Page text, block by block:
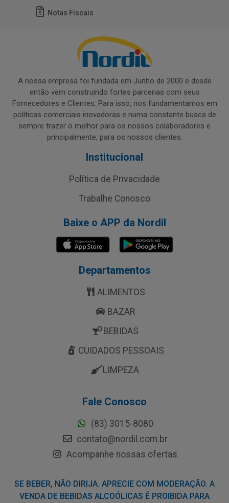
Notas Fiscais
A nossa empresa foi fundada em Junho de 2000 e desde
então vem construindo fortes parcerias com seus
Fornecedores e Clientes. Para isso, nos fundamentamos em
políticas comerciais inovadoras e numa constante busca de
sempre trazer o melhor para os nossos colaboradores e
principalmente, para os nossos clientes.
Institucional
Política de Privacidade
Trabalhe Conosco
Baixe o APP da Nordil
Departamentos
ALIMENTOS
BAZAR
BEBIDAS
CUIDADOS PESSOAIS
LIMPEZA
Fale Conosco
(83) 3015-8080
contato@nordil.com.br
Acompanhe nossas ofertas
SE BEBER, NÃO DIRIJA. APRECIE COM MODERAÇÃO. A
VENDA DE BEBIDAS ALCOÓLICAS É PROIBIDA PARA